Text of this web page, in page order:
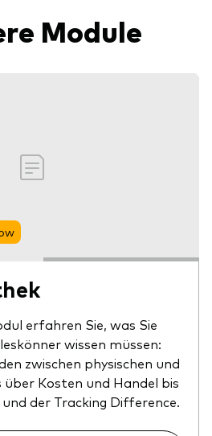
Module
erfahren Sie, was Sie
wissen müssen:
zwischen physischen und
Kosten und Handel bis
der Tracking Difference.